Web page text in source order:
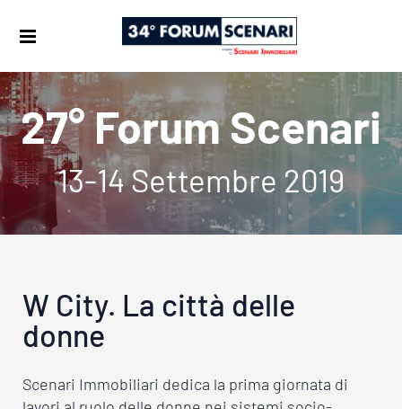
27° Forum Scenari
13-14 Settembre 2019
W City. La città delle
donne
Scenari Immobiliari dedica la prima giornata di